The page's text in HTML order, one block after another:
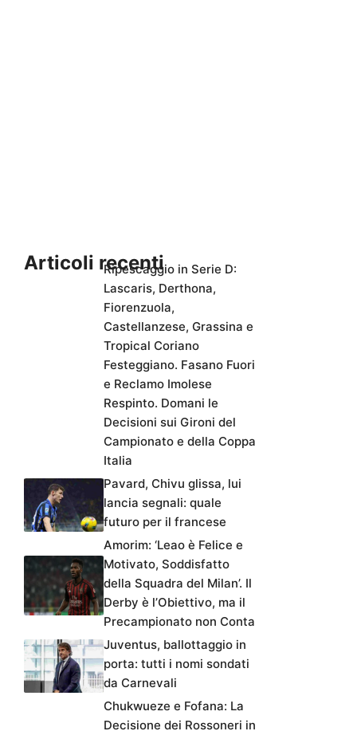
Articoli recentiRipescaggio in Serie D:
Lascaris, Derthona,
Fiorenzuola,
Castellanzese, Grassina e
Tropical Coriano
Festeggiano. Fasano Fuori
e Reclamo Imolese
Respinto. Domani le
Decisioni sui Gironi del
Campionato e della Coppa
Italia
Pavard, Chivu glissa, lui
lancia segnali: quale
futuro per il francese
Amorim: ‘Leao è Felice e
Motivato, Soddisfatto
della Squadra del Milan’. Il
Derby è l’Obiettivo, ma il
Precampionato non Conta
Juventus, ballottaggio in
porta: tutti i nomi sondati
da Carnevali
Chukwueze e Fofana: La
Decisione dei Rossoneri in